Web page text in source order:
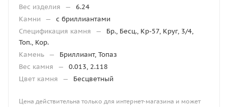
Вес изделия
—
6.24
Камни
—
с бриллиантами
Спецификация камня
—
Бр., Бесц., Кр-57, Круг, 3/4,
Топ., Кор.
Камень —
Бриллиант, Топаз
Вес камня
—
0.013, 2.118
Цвет камня
— Бесцветный
Цена действительна только для интернет-магазина и может